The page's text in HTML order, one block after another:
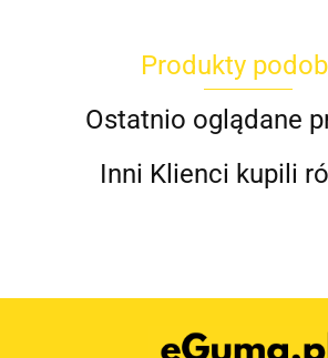
Produkty
Ostatnio oglądane
Inni Klienci kupili